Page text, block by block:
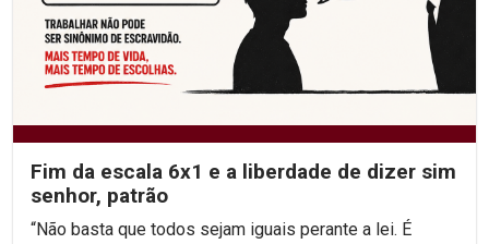
Fim da escala 6x1 e a liberdade de dizer sim
senhor, patrão
“Não basta que todos sejam iguais perante a lei. É